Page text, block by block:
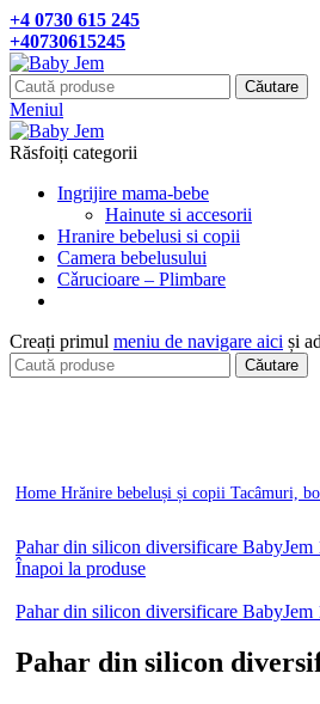
+4 0730 615 245
+40730615245
Căutare
Meniul
Răsfoiți categorii
Ingrijire mama-bebe
Hainute si accesorii
Hranire bebelusi si copii
Camera bebelusului
Cǎrucioare – Plimbare
Creați primul meniu de navigare aici și
Căutare
Home Hrănire bebeluși și copii Tacâmuri,
Pahar din silicon diversificare
Înapoi la produse
Pahar din silicon diversificare
Pahar din silicon